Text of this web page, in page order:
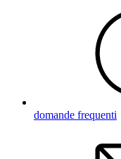
domande frequenti